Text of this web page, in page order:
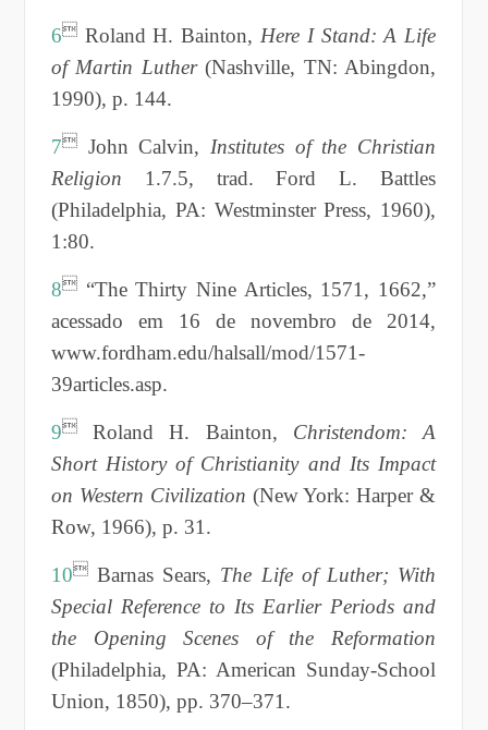
6Roland H. Bainton, Here I Stand: A Life
of Martin Luther(Nashville, TN: Abingdon,
1990), p. 144.
7John Calvin, Institutes of the Christian
Religion 1.7.5, trad. Ford L. Battles
(Philadelphia, PA: Westminster Press, 1960),
1:80.
8“The Thirty Nine Articles, 1571, 1662,”
acessado em 16 de novembro de 2014,
www.fordham.edu/halsall/mod/1571-
39articles.asp.
9Roland H. Bainton, Christendom: A
Short History of Christianity and Its Impact
on Western Civilization (New York: Harper &
Row, 1966), p. 31.
10Barnas Sears, The Life of Luther; With
Special Reference to Its Earlier Periods and
the Opening Scenes of the Reformation
(Philadelphia, PA: American Sunday-School
Union, 1850), pp. 370–371.